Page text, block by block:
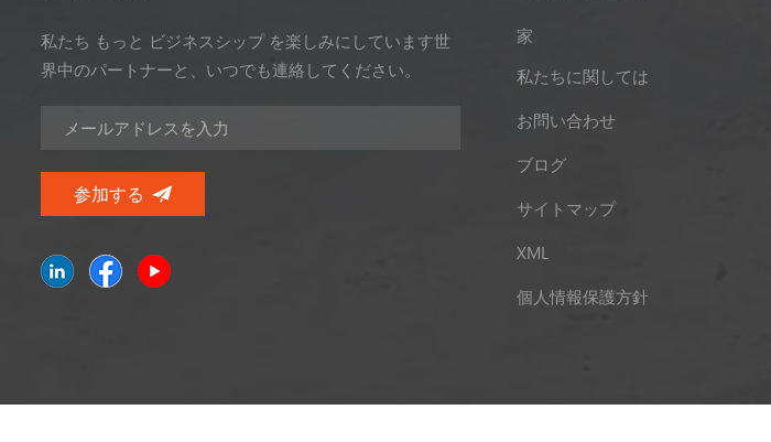
私たち もっと ビジネスシップ を楽しみにしています世
界中のパートナーと、いつでも連絡してください。
家
私たちに関しては
お問い合わせ
ブログ
サイトマップ
XML
個人情報保護方針